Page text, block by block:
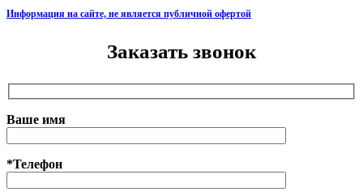
Информация на сайте, не является публичной офертой
Заказать звонок
Ваше имя
*Телефон